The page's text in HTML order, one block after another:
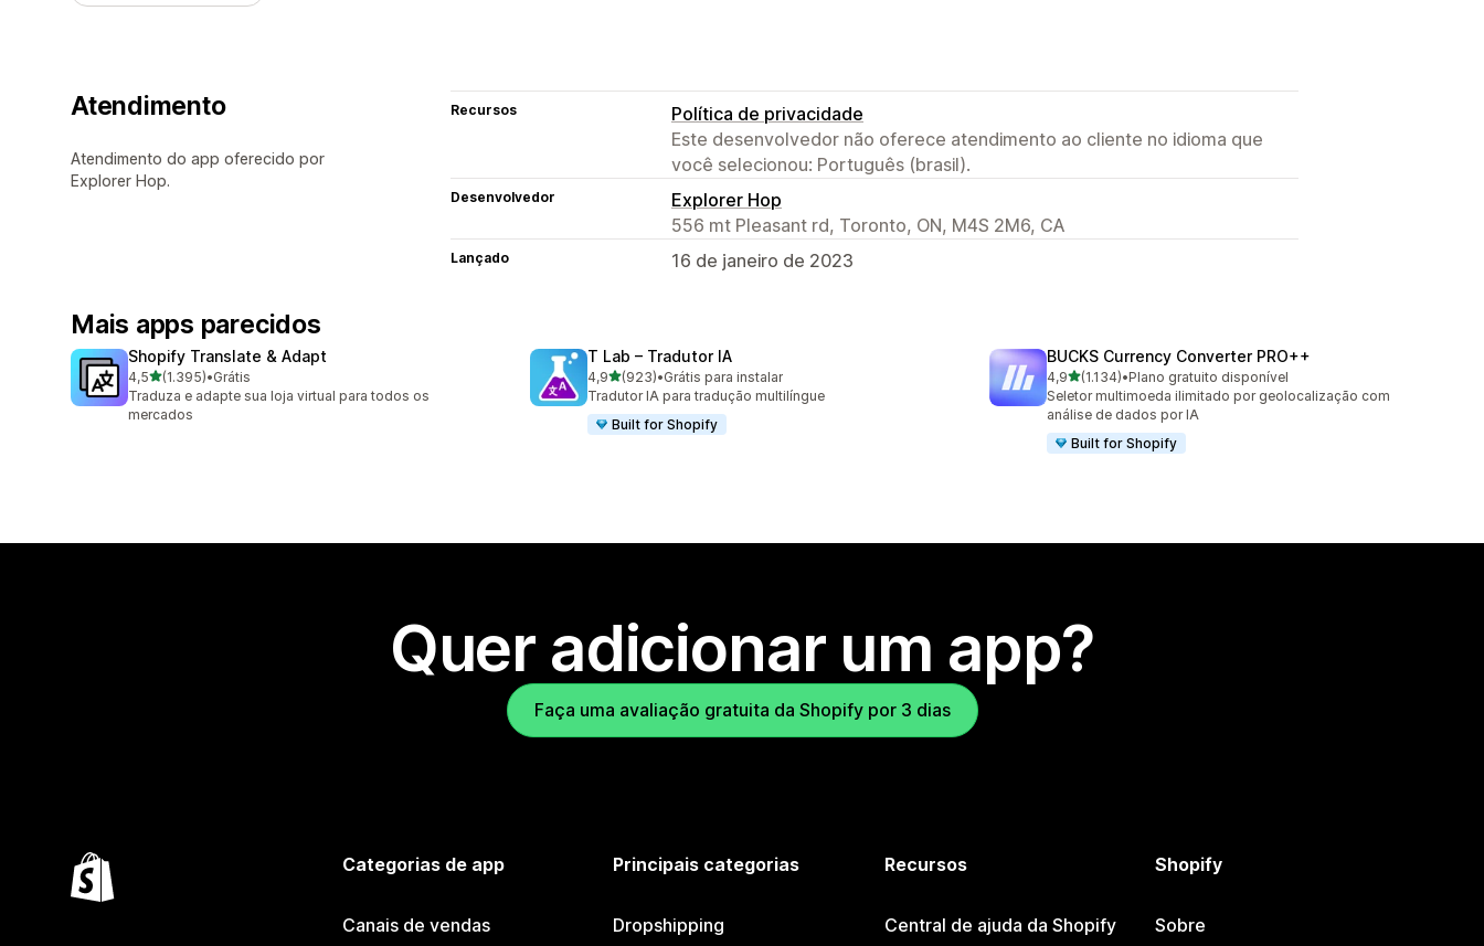
Atendimento
Atendimento do app oferecido por
Explorer Hop.
Recursos
Política de privacidade
Este desenvolvedor não oferece atendimento ao cliente no idioma que
você selecionou: Português (brasil).
Desenvolvedor
Explorer Hop
556 mt Pleasant rd, Toronto, ON, M4S 2M6, CA
Lançado 16 de janeiro de 2023
Mais apps parecidos
Shopify Translate & Adapt
4,5de 5 estrelas
(1.395)
1395 avaliações ao todo
•Grátis
Traduza e adapte sua loja virtual para todos os
mercados
T Lab – Tradutor IA
4,9de 5 estrelas
(923)
923 avaliações ao todo
•Grátis para instalar
Tradutor IA para tradução multilíngue
Built for Shopify
BUCKS Currency Converter PRO++
4,9de 5 estrelas
(1.134)
1134 avaliações ao todo
•Plano gratuito disponível
Seletor multimoeda ilimitado por geolocalização com
análise de dados por IA
Built for Shopify
Quer adicionar um app?
Faça uma avaliação gratuita da Shopify por 3 dias
Categorias de app
Canais de vendas
Principais categorias
Dropshipping
Recursos
Central de ajuda da Shopify
Shopify
Sobre